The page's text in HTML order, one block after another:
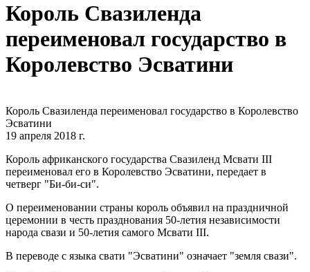
Король Свазиленда
переименовал государство в
Королевство Эсватини
Король Свазиленда переименовал государство в Королевство
Эсватини
19 апреля 2018 г.
Король африканского государства Свазиленд Мсвати III
переименовал его в Королевство Эсватини, передает в
четверг "Би-би-си".
О переименовании страны король объявил на праздничной
церемонии в честь празднования 50-летия независимости
народа свази и 50-летия самого Мсвати III.
В переводе с языка свати "Эсватини" означает "земля свази".